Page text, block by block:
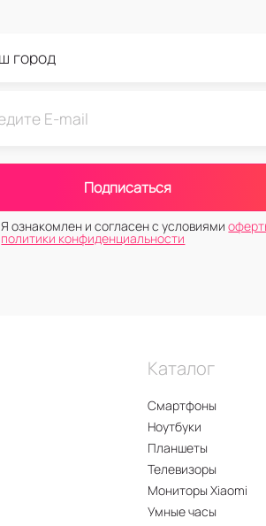
Подписаться
Я ознакомлен и согласен с условиями
политики конфиденциальности
Каталог
Смартфоны
Ноутбуки
Планшеты
Телевизоры
Мониторы Xiaomi
Умные часы